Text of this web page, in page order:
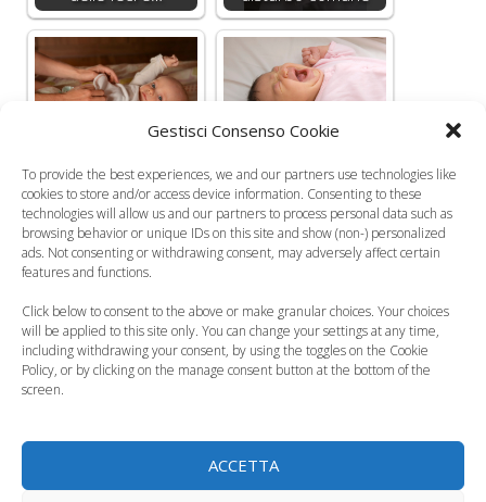
Gestisci Consenso Cookie
To provide the best experiences, we and our partners use technologies like
cookies to store and/or access device information. Consenting to these
technologies will allow us and our partners to process personal data such as
browsing behavior or unique IDs on this site and show (non-) personalized
ads. Not consenting or withdrawing consent, may adversely affect certain
features and functions.
Click below to consent to the above or make granular choices. Your choices
will be applied to this site only. You can change your settings at any time,
including withdrawing your consent, by using the toggles on the Cookie
Policy, or by clicking on the manage consent button at the bottom of the
screen.
ACCETTA
Sondino rettale per
come usarlo
coliche del neonato
Categorie
Salute del Neonato
Con un pò di magia la riabilitazione diventa un gioco
da ragazzi
L’importanza della musica per la gravidanza
3 commenti su “Se il
bambino diventa stitico con
lo svezzamento”